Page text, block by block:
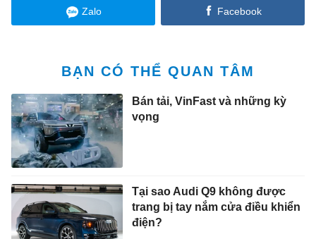
Zalo Facebook
BẠN CÓ THỂ QUAN TÂM
Bán tải, VinFast và những kỳ
vọng
Tại sao Audi Q9 không được
trang bị tay nắm cửa điều khiển
điện?